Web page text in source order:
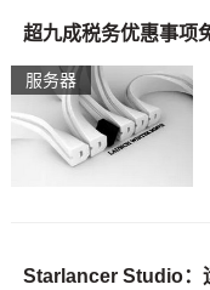
服务器
超九成税务优惠事项